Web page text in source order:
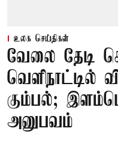
உலக செய்திகள்
வேலை தேடி
வெளிநாட்டில்
கும்பல்;
அனுபவம்